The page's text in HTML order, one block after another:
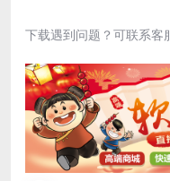
下载遇到问题？可联系